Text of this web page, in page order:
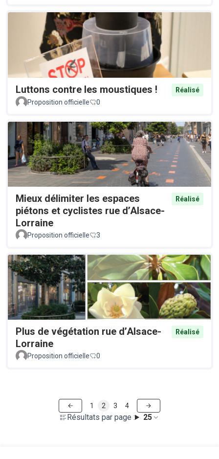
Luttons contre les moustiques !
Réalisé
Proposition officielle
0
Mieux délimiter les espaces
piétons et cyclistes rue d’Alsace-
Lorraine
Réalisé
Proposition officielle 3
Plus de végétation rue d’Alsace-
Lorraine
Réalisé
Proposition officielle 0
Résultats par page : 25
1 2 3 4